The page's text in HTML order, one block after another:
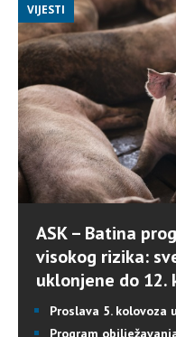
VIJESTI
ASK – Batina
visokog rizika:
uklonjene do 12.
Proslava 5. kolovoza
Program